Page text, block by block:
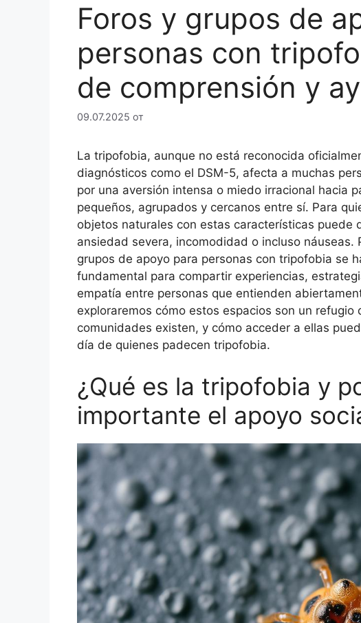
Foros y grupos de
personas con
de comprensión y
09.07.2025 от
La tripofobia, aunque no está reconocida
diagnósticos como el DSM-5, afecta a muchas
por una aversión intensa o miedo irracional hacia
pequeños, agrupados y cercanos entre sí. Para
objetos naturales con estas características puede
ansiedad severa, incomodidad o incluso
grupos de apoyo para personas con tripofobia se
fundamental para compartir experiencias,
empatía entre personas que entienden
exploraremos cómo estos espacios son un
comunidades existen, y cómo acceder a ellas
día de quienes padecen tripofobia.
¿Qué es la tripofobia y
importante el apoyo